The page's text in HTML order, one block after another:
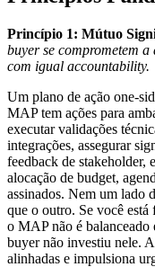
Princípio 1: Mútuo
buyer se comprometem a
com igual accountability.
Um plano de ação one-
MAP tem ações para
executar validações
integrações, assegurar
feedback de stakeholder,
alocação de budget,
assinados. Nem um lado
que o outro. Se você está
o MAP não é
buyer não investiu nele.
alinhadas e impulsiona